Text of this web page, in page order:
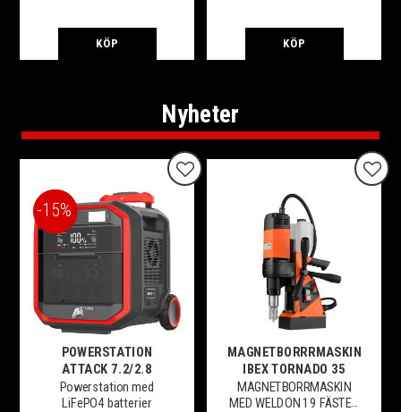
KÖP KÖP
Nyheter
POWERSTATION
ATTACK 7.2/2.8
Powerstation med
LiFePO4 batterier
15%
Lägg till i favoriter
MAGNETBORRRMASKIN
IBEX TORNADO 35
MAGNETBORRMASKIN
MED WELDON 19 FÄSTE -